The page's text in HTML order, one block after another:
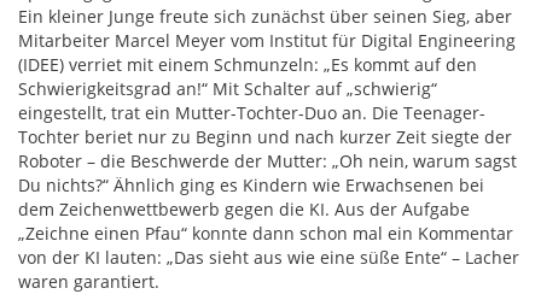
Ein kleiner Junge freute sich zunächst über seinen Sieg, aber
Mitarbeiter Marcel Meyer vom Institut für Digital Engineering
(IDEE) verriet mit einem Schmunzeln: „Es kommt auf den
Schwierigkeitsgrad an!“ Mit Schalter auf „schwierig“
eingestellt, trat ein Mutter-Tochter-Duo an. Die Teenager-
Tochter beriet nur zu Beginn und nach kurzer Zeit siegte der
Roboter – die Beschwerde der Mutter: „Oh nein, warum sagst
Du nichts?“ Ähnlich ging es Kindern wie Erwachsenen bei
dem Zeichenwettbewerb gegen die KI. Aus der Aufgabe
„Zeichne einen Pfau“ konnte dann schon mal ein Kommentar
von der KI lauten: „Das sieht aus wie eine süße Ente“ – Lacher
waren garantiert.